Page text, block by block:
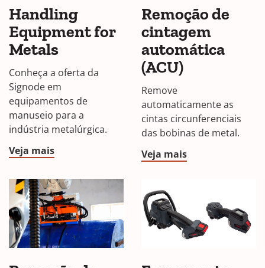
Handling
Equipment for
Metals
Conheça a oferta da
Signode em
equipamentos de
manuseio para a
indústria metalúrgica.
Veja mais
Remoção de
cintagem
automática
(ACU)
Remove
automaticamente as
cintas circunferenciais
das bobinas de metal.
Veja mais